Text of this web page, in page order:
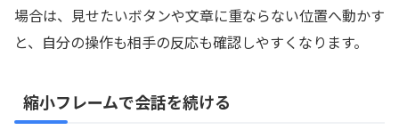
場合は、見せたいボタンや文章に重ならない位置へ動かす
と、自分の操作も相手の反応も確認しやすくなります。
縮小フレームで会話を続ける